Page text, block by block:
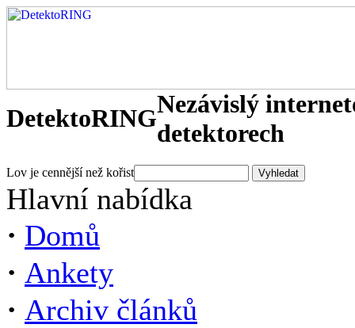
DetektoRINGNezávislý
detektorech
Lov je cennější než kořist
Hlavní nabídka
· Domů
· Ankety
· Archiv článků